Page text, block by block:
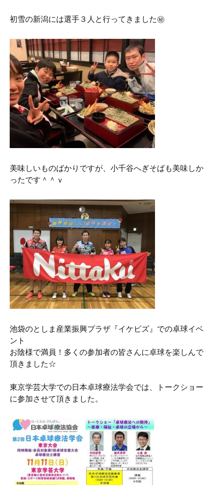
初雪の新潟には選手３人と行ってきました㊙︎
美味しいものばかりですが、小千谷へぎそばも美味しか
ったです＾＾ｖ
池袋のとしま産業振興プラザ『イケビズ』での卓球イベ
ント
お陰様で満員！多くの参加者の皆さんに卓球を楽しんで
頂きました☆
東京学芸大学での日本卓球療法学会では、トークショー
に参加させて頂きました。